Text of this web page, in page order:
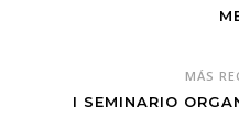
MÁS
I SEMINARIO